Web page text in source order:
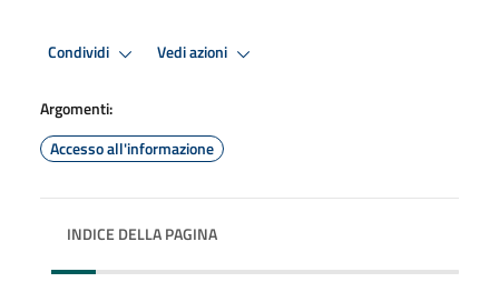
Condividi Vedi azioni
Argomenti:
Accesso all'informazione
INDICE DELLA PAGINA